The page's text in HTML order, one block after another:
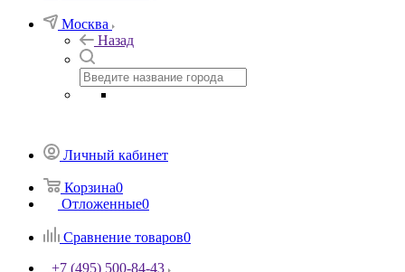
Москва
Назад
Личный кабинет
Корзина0
Отложенные0
Сравнение товаров0
+7 (495) 500-84-43